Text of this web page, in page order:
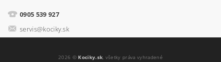
0905 539 927
servis@kociky.sk
2026 © Kociky.sk, všetky práva vyhradené